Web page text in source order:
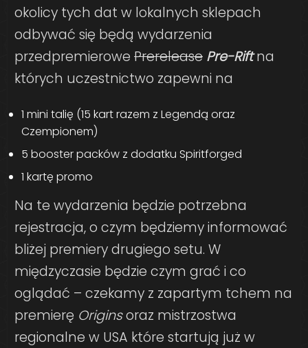
okolicy tych dat w lokalnych sklepach
odbywać się będą wydarzenia
przedpremierowe Prerelease Pre-Rift na
których uczestnictwo zapewni na
1 mini talię (15 kart razem z Legendą oraz
Czempionem)
5 booster packów z dodatku Spiritforged
1 kartę promo
Na te wydarzenia będzie potrzebna
rejestracja, o czym będziemy informować
bliżej premiery drugiego setu. W
międzyczasie będzie czym grać i co
oglądać – czekamy z zapartym tchem na
premierę Originsoraz mistrzostwa
regionalne w USA które startują już w